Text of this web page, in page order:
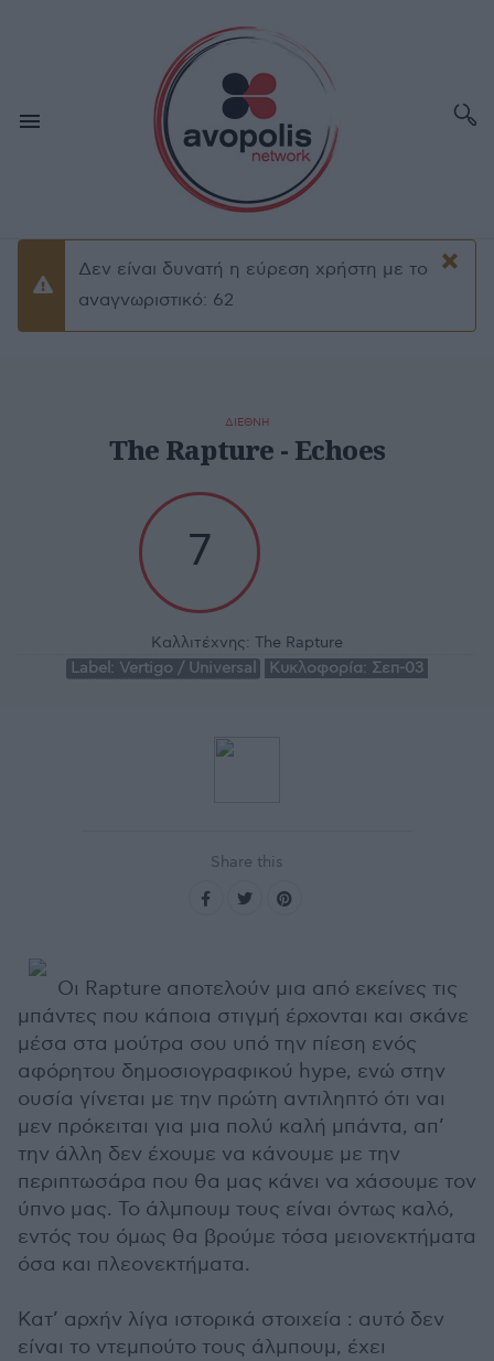
×
Προειδοποίσηση
Δεν είναι δυνατή η εύρεση χρήστη με το
αναγνωριστικό: 62
ΔΙΕΘΝΗ
The Rapture - Echoes
7
Καλλιτέχνης: The Rapture
Label: Vertigo / Universal Κυκλοφορία: Σεπ-03
Share this
Οι Rapture αποτελούν μια από εκείνες τις
μπάντες που κάποια στιγμή έρχονται και σκάνε
μέσα στα μούτρα σου υπό την πίεση ενός
αφόρητου δημοσιογραφικού hype, ενώ στην
ουσία γίνεται με την πρώτη αντιληπτό ότι ναι
μεν πρόκειται για μια πολύ καλή μπάντα, απ’
την άλλη δεν έχουμε να κάνουμε με την
περιπτωσάρα που θα μας κάνει να χάσουμε τον
ύπνο μας. Το άλμπουμ τους είναι όντως καλό,
εντός του όμως θα βρούμε τόσα μειονεκτήματα
όσα και πλεονεκτήματα.
Κατ’ αρχήν λίγα ιστορικά στοιχεία : αυτό δεν
είναι το ντεμπούτο τους άλμπουμ, έχει